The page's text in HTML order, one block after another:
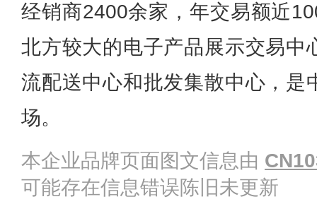
经销商2400余家，年交易额近
北方较大的电子产品展示交易中
流配送中心和批发集散中心，是
场。
本企业品牌页面图文信息由
可能存在信息错误陈旧未更新